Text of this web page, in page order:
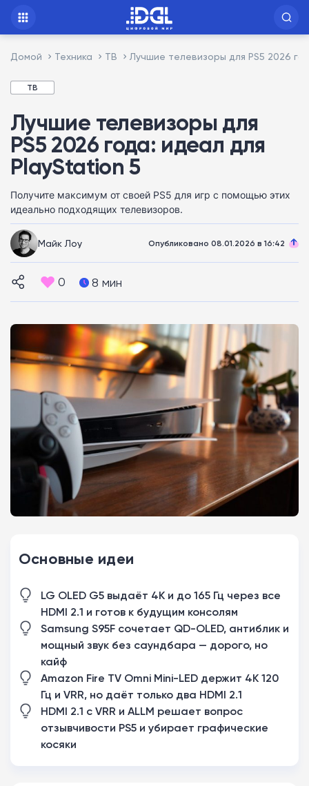
Домой Техника ТВ Лучшие телевизоры для PS5 2026
ТВ
Лучшие телевизоры для
PS5 2026 года: идеал для
PlayStation 5
Получите максимум от своей PS5 для игр с помощью этих
идеально подходящих телевизоров.
Майк Лоу Опубликовано 08.01.2026 в 16:42
0 8 мин
Основные идеи
LG OLED G5 выдаёт 4K и до 165 Гц через все
HDMI 2.1 и готов к будущим консолям
Samsung S95F сочетает QD-OLED, антиблик и
мощный звук без саундбара — дорого, но
кайф
Amazon Fire TV Omni Mini-LED держит 4K 120
Гц и VRR, но даёт только два HDMI 2.1
HDMI 2.1 с VRR и ALLM решает вопрос
отзывчивости PS5 и убирает графические
косяки